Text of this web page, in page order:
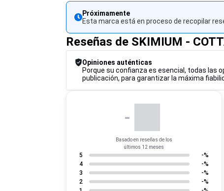
Próximamente
Esta marca está en proceso de recopilar
Reseñas de SKIMIUM -
Opiniones auténticas
Porque su confianza es esencial, todas las
publicación, para garantizar la máxima
-
Basado en reseñas de los
últimos 12 meses
5
-%
4
-%
3
-%
2
-%